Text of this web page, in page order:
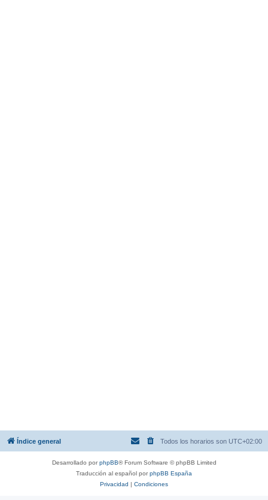
Índice general Todos los horarios son UTC+02:00
Desarrollado porphpBB® Forum Software © phpBB Limited
Traducción al español porphpBB España
Privacidad | Condiciones